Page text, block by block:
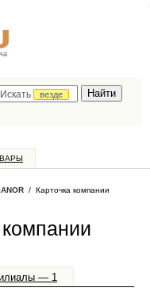
Искать
везде
/ Карточка компании
— 1